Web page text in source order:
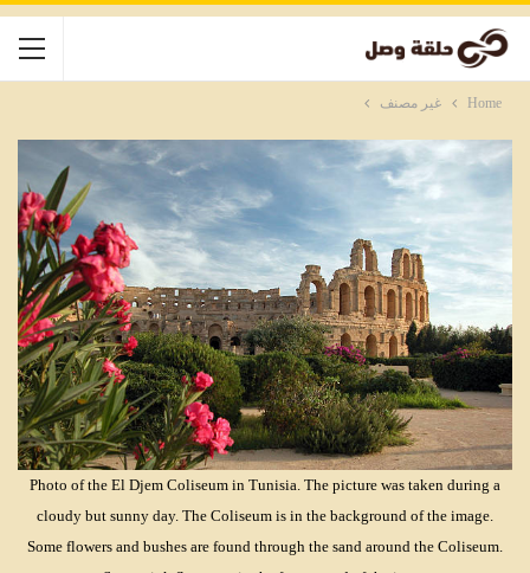
Home غير مصنف
Photo of the El Djem Coliseum in Tunisia. The picture was taken during a
cloudy but sunny day. The Coliseum is in the background of the image.
Some flowers and bushes are found through the sand around the Coliseum.